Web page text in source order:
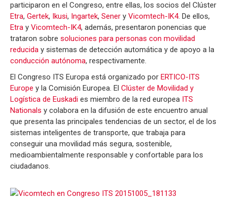
participaron en el Congreso, entre ellas, los socios del Clúster
Etra, Gertek, Ikusi, Ingartek, Sener y Vicomtech-IK4. De ellos,
Etra y Vicomtech-IK4, además, presentaron ponencias que
trataron sobre soluciones para personas con movilidad
reducida y sistemas de detección automática y de apoyo a la
conducción autónoma, respectivamente.
El Congreso ITS Europa está organizado por ERTICO-ITS
Europe y la Comisión Europea. El Clúster de Movilidad y
Logística de Euskadi es miembro de la red europea ITS
Nationals y colabora en la difusión de este encuentro anual
que presenta las principales tendencias de un sector, el de los
sistemas inteligentes de transporte, que trabaja para
conseguir una movilidad más segura, sostenible,
medioambientalmente responsable y confortable para los
ciudadanos.